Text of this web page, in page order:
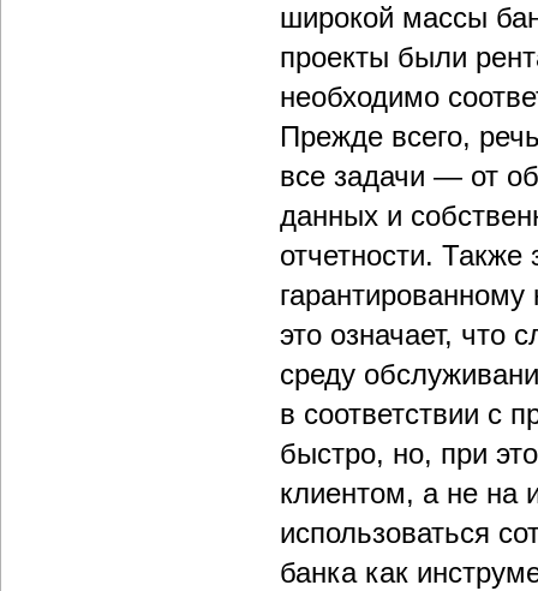
широкой массы
проекты были
необходимо
Прежде всего,
все задачи — от
данных и
отчетности. Также
это означает, что
среду
в соответствии с
быстро, но, при
клиентом, а не на
использоваться
банка как